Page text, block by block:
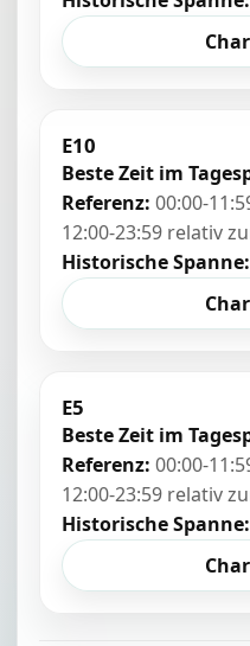
E10
Beste Zeit im
Referenz: 00:00-
12:00-23:59 relativ
Historische Spanne:
E5
Beste Zeit im
Referenz: 00:00-
12:00-23:59 relativ
Historische Spanne: